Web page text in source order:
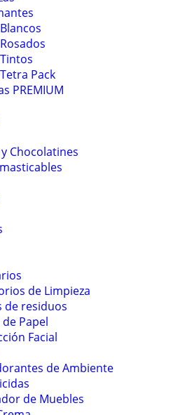
Pack
PREMIUM
Chocolatines
de Limpieza
de residuos
Papel
Facial
de Ambiente
de Muebles